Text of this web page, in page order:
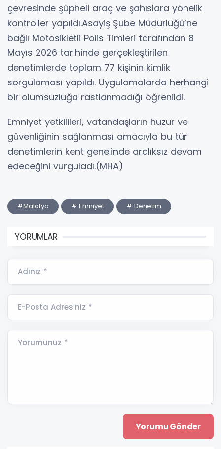
çevresinde şüpheli araç ve şahıslara yönelik
kontroller yapıldı.Asayiş Şube Müdürlüğü’ne
bağlı Motosikletli Polis Timleri tarafından 8
Mayıs 2026 tarihinde gerçekleştirilen
denetimlerde toplam 77 kişinin kimlik
sorgulaması yapıldı. Uygulamalarda herhangi
bir olumsuzluğa rastlanmadığı öğrenildi.
Emniyet yetkilileri, vatandaşların huzur ve
güvenliğinin sağlanması amacıyla bu tür
denetimlerin kent genelinde aralıksız devam
edeceğini vurguladı.(MHA)
#Malatya # Emniyet # Denetim
YORUMLAR
Adınız *
E-Posta Adresiniz *
Yorumunuz *